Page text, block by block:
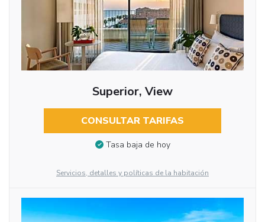
Superior, View
CONSULTAR TARIFAS
Tasa baja de hoy
Servicios, detalles y políticas de la habitación